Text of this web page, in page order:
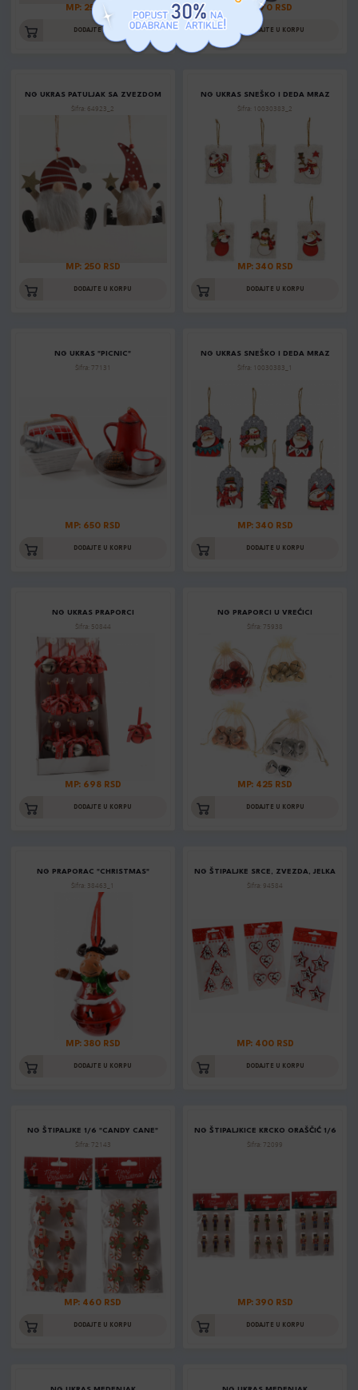
MP: 250 RSD
DODAJTE U KORPU
MP: 170 RSD
DODAJTE U KORPU
NG UKRAS PATULJAK SA ZVEZDOM
Šifra: 64923_2
MP: 250 RSD
DODAJTE U KORPU
NG UKRAS SNEŠKO I DEDA MRAZ
Šifra: 10030383_2
MP: 340 RSD
DODAJTE U KORPU
NG UKRAS "PICNIC"
Šifra: 77131
MP: 650 RSD
DODAJTE U KORPU
NG UKRAS SNEŠKO I DEDA MRAZ
Šifra: 10030383_1
MP: 340 RSD
DODAJTE U KORPU
NG UKRAS PRAPORCI
Šifra: 50844
MP: 698 RSD
DODAJTE U KORPU
NG PRAPORCI U VREĆICI
Šifra: 75938
MP: 425 RSD
DODAJTE U KORPU
NG PRAPORAC "CHRISTMAS"
Šifra: 38463_1
MP: 380 RSD
DODAJTE U KORPU
NG ŠTIPALJKE SRCE, ZVEZDA, JELKA
Šifra: 94584
MP: 400 RSD
DODAJTE U KORPU
NG ŠTIPALJKE 1/6 "CANDY CANE"
Šifra: 72143
MP: 460 RSD
DODAJTE U KORPU
NG ŠTIPALJKICE KRCKO ORAŠČIĆ 1/6
Šifra: 72099
MP: 390 RSD
DODAJTE U KORPU